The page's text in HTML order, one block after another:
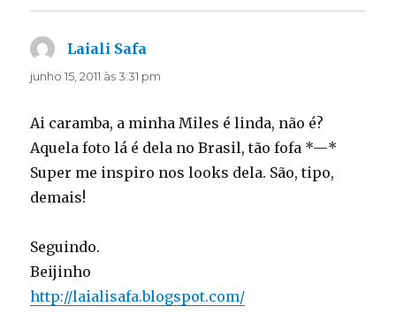
Laiali Safa
junho 15, 2011 às 3:31 pm
Ai caramba, a minha Miles é linda, não é?
Aquela foto lá é dela no Brasil, tão fofa *—*
Super me inspiro nos looks dela. São, tipo,
demais!
Seguindo.
Beijinho
http://laialisafa.blogspot.com/